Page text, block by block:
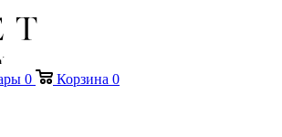
0 Корзина 0